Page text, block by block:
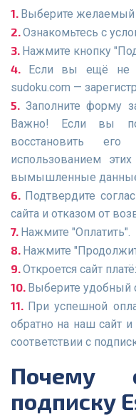
Выберите желаемый
Ознакомьтесь с
Нажмите кнопку
Если вы ещё не
sudoku.com —
Заполните форму
Важно! Если вы
восстановить
использованием
вымышленные
Подтвердите
сайта и отказом от
Нажмите "Оплатить".
Нажмите
Откроется сайт
Выберите удобный
При успешной
обратно на наш сайт
соответствии с
Почему стоит купить
подписку